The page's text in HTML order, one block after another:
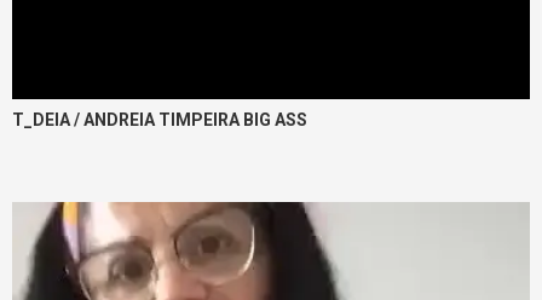
T_DEIA / ANDREIA TIMPEIRA BIG ASS